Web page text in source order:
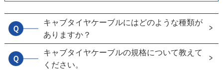
Ｑ
キャブタイヤケーブルにはどのような種類が
ありますか？
Ｑ
キャブタイヤケーブルの規格について教えて
ください。